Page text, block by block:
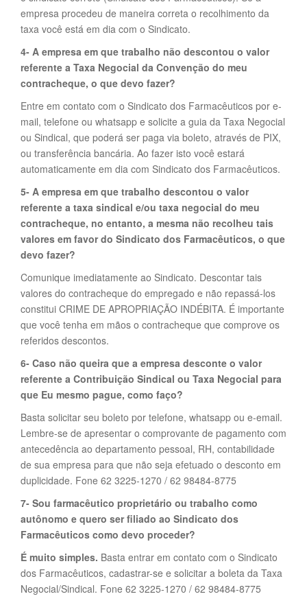
empresa procedeu de maneira correta o recolhimento da
taxa você está em dia com o Sindicato.
4- A empresa em que trabalho não descontou o valor
referente a Taxa Negocial da Convenção do meu
contracheque, o que devo fazer?
Entre em contato com o Sindicato dos Farmacêuticos por e-
mail, telefone ou whatsapp e solicite a guia da Taxa Negocial
ou Sindical, que poderá ser paga via boleto, através de PIX,
ou transferência bancária. Ao fazer isto você estará
automaticamente em dia com Sindicato dos Farmacêuticos.
5- A empresa em que trabalho descontou o valor
referente a taxa sindical e/ou taxa negocial do meu
contracheque, no entanto, a mesma não recolheu tais
valores em favor do Sindicato dos Farmacêuticos, o que
devo fazer?
Comunique imediatamente ao Sindicato. Descontar tais
valores do contracheque do empregado e não repassá-los
constitui CRIME DE APROPRIAÇÃO INDÉBITA. É importante
que você tenha em mãos o contracheque que comprove os
referidos descontos.
6- Caso não queira que a empresa desconte o valor
referente a Contribuição Sindical ou Taxa Negocial para
que Eu mesmo pague, como faço?
Basta solicitar seu boleto por telefone, whatsapp ou e-email.
Lembre-se de apresentar o comprovante de pagamento com
antecedência ao departamento pessoal, RH, contabilidade
de sua empresa para que não seja efetuado o desconto em
duplicidade. Fone 62 3225-1270 / 62 98484-8775
7- Sou farmacêutico proprietário ou trabalho como
autônomo e quero ser filiado ao Sindicato dos
Farmacêuticos como devo proceder?
É muito simples. Basta entrar em contato com o Sindicato
dos Farmacêuticos, cadastrar-se e solicitar a boleta da Taxa
Negocial/Sindical. Fone 62 3225-1270 / 62 98484-8775